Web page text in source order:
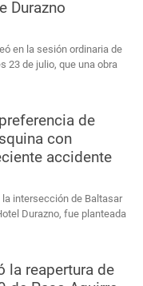
Durazno
en la sesión ordinaria de
23 de julio, que una obra
de
con
accidente
intersección de Baltasar
Durazno, fue planteada
la reapertura de